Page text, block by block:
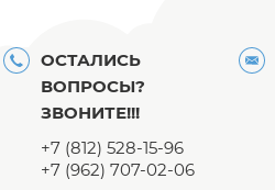
ОСТАЛИСЬ
ВОПРОСЫ?
ЗВОНИТЕ!!!
+7 (812) 528-15-96
+7 (962) 707-02-06